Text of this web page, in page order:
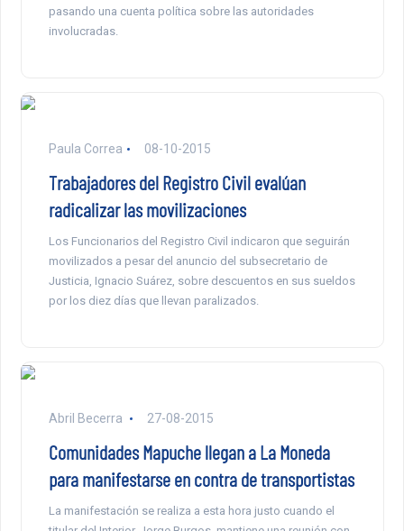
pasando una cuenta política sobre las autoridades
involucradas.
Paula Correa 08-10-2015
Trabajadores del Registro Civil evalúan
radicalizar las movilizaciones
Los Funcionarios del Registro Civil indicaron que seguirán
movilizados a pesar del anuncio del subsecretario de
Justicia, Ignacio Suárez, sobre descuentos en sus sueldos
por los diez días que llevan paralizados.
Abril Becerra 27-08-2015
Comunidades Mapuche llegan a La Moneda
para manifestarse en contra de transportistas
La manifestación se realiza a esta hora justo cuando el